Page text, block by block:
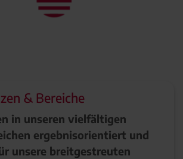
& Bereiche
in unseren vielfältigen
ergebnisorientiert und
unsere breitgestreuten